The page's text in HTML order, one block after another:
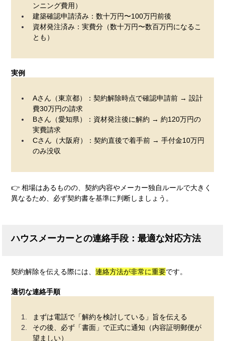
ンニング費用）
建築確認申請済み：数十万円〜100万円前後
資材発注済み：実費分（数十万円〜数百万円になるこ
とも）
実例
Aさん（東京都）：契約解除時点で確認申請前 → 設計
費30万円の請求
Bさん（愛知県）：資材発注後に解約 → 約120万円の
実費請求
Cさん（大阪府）：契約直後で着手前 → 手付金10万円
のみ没収
👉 相場はあるものの、契約内容やメーカー独自ルールで大きく
異なるため、必ず契約書を基準に判断しましょう。
ハウスメーカーとの連絡手段：最適な対応方法
契約解除を伝える際には、連絡方法が非常に重要です。
適切な連絡手順
まずは電話で「解約を検討している」旨を伝える
その後、必ず「書面」で正式に通知（内容証明郵便が
望ましい）